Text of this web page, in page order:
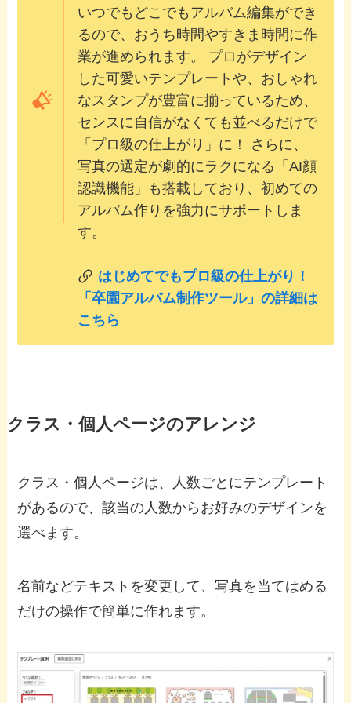
いつでもどこでもアルバム編集ができ
るので、おうち時間やすきま時間に作
業が進められます。 プロがデザイン
した可愛いテンプレートや、おしゃれ
なスタンプが豊富に揃っているため、
センスに自信がなくても並べるだけで
「プロ級の仕上がり」に！ さらに、
写真の選定が劇的にラクになる「AI顔
認識機能」も搭載しており、初めての
アルバム作りを強力にサポートしま
す。
はじめてでもプロ級の仕上がり！
「卒園アルバム制作ツール」の詳細は
こちら
クラス・個人ページのアレンジ
クラス・個人ページは、人数ごとにテンプレート
があるので、該当の人数からお好みのデザインを
選べます。
名前などテキストを変更して、写真を当てはめる
だけの操作で簡単に作れます。